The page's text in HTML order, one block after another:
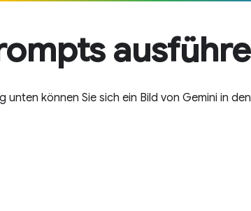
können Sie sich ein Bild von Gemini in